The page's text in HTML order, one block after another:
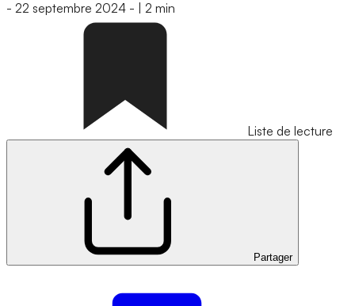
- 22 septembre 2024 - 2 min
Liste de lecture
Partager